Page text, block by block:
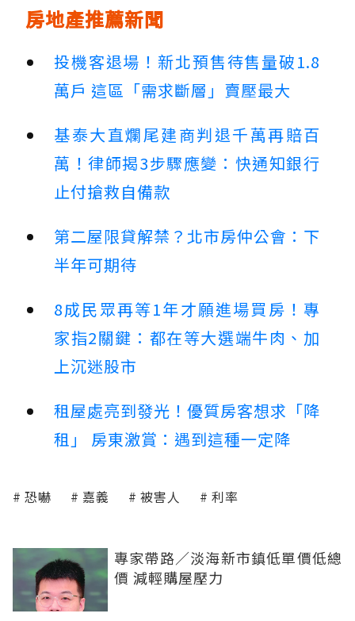
房地產推薦新聞
投機客退場！新北預售待售量破1.8
萬戶 這區「需求斷層」賣壓最大
基泰大直爛尾建商判退千萬再賠百
萬！律師揭3步驟應變：快通知銀行
止付搶救自備款
第二屋限貸解禁？北市房仲公會：下
半年可期待
8成民眾再等1年才願進場買房！專
家指2關鍵：都在等大選端牛肉、加
上沉迷股市
租屋處亮到發光！優質房客想求「降
租」 房東激賞：遇到這種一定降
恐嚇 嘉義 被害人 利率
專家帶路／淡海新市鎮低單價低總
價 減輕購屋壓力